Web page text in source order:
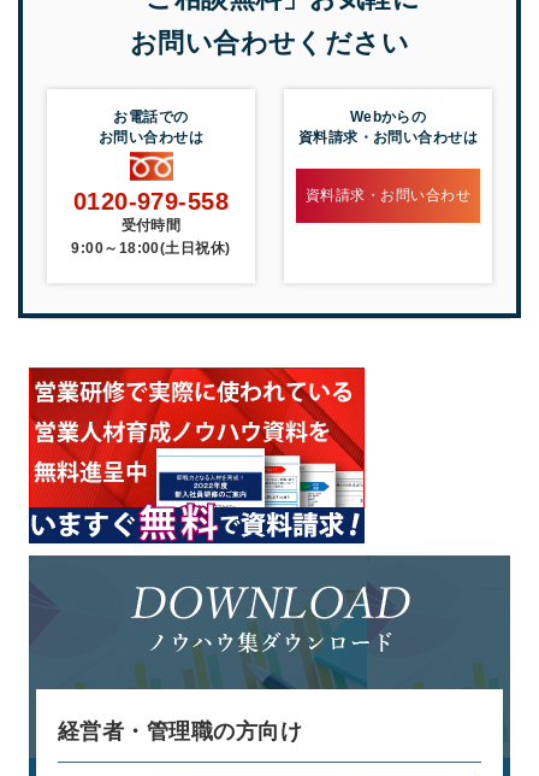
お問い合わせください
お電話での
お問い合わせは
0120-979-558
受付時間
9:00～18:00(土日祝休)
Webからの
資料請求・お問い合わせは
資料請求・お問い合わせ
経営者・管理職の方向け